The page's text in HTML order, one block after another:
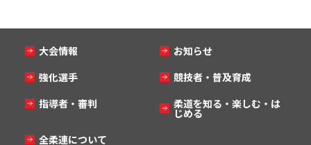
大会情報
お知らせ
強化選手
競技者・普及育成
指導者・審判
柔道を知る・楽しむ・は
じめる
全柔連について